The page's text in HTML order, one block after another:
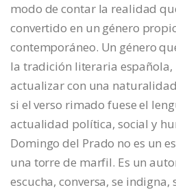
modo de contar la realidad
convertido en un género
contemporáneo. Un género
la tradición literaria española,
actualizar con una
si el verso rimado fuese el
actualidad política, social y
Domingo del Prado no es un
una torre de marfil. Es un
escucha, conversa, se indigna,